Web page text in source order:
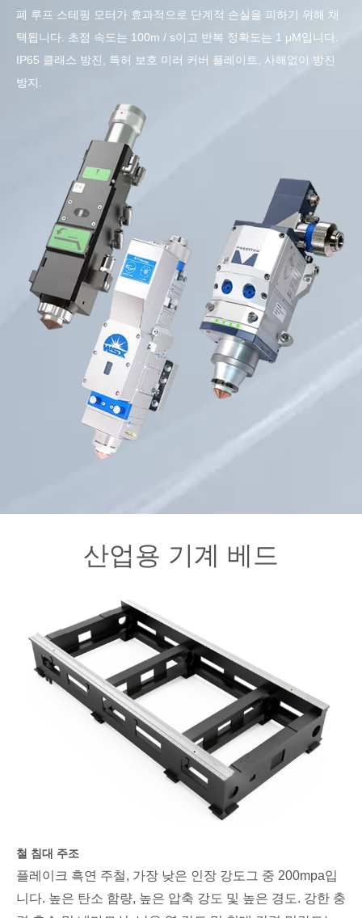
폐 루프 스테핑 모터가 효과적으로 단계적 손실을 피하기 위해 채
택됩니다. 초점 속도는 100m / s이고 반복 정확도는 1 μM입니다.
IP65 클래스 방진, 특허 보호 미러 커버 플레이트, 사해없이 방진
방지.
산업용 기계 베드
철 침대 주조
플레이크 흑연 주철, 가장 낮은 인장 강도그 중 200mpa입
니다. 높은 탄소 함량, 높은 압축 강도 및 높은 경도. 강한 충